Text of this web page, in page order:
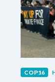
COP16